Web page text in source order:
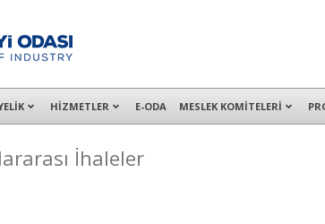
çalışanları ile İzmit Merkez, Çayırova, Dilovası,
HİZMETLER E-ODA MESLEK KOMİTELERİ
İhaleler